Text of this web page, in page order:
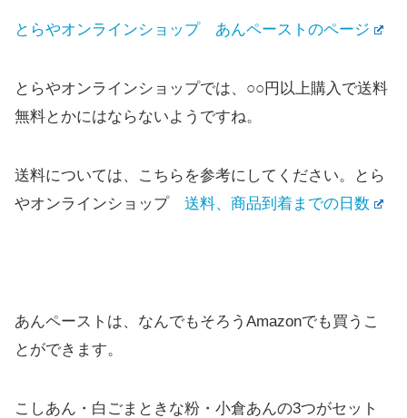
とらやオンラインショップ あんペーストのページ
とらやオンラインショップでは、○○円以上購入で送料
無料とかにはならないようですね。
送料については、こちらを参考にしてください。とら
やオンラインショップ 送料、商品到着までの日数
あんペーストは、なんでもそろうAmazonでも買うこ
とができます。
こしあん・白ごまときな粉・小倉あんの3つがセット